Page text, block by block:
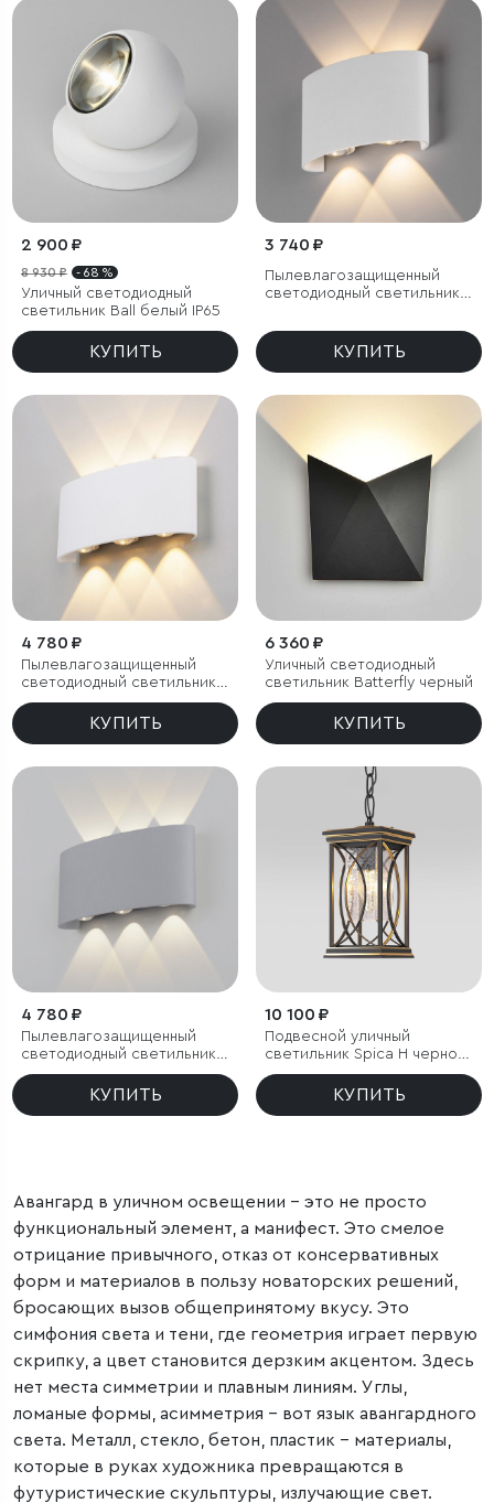
2 900 ₽
8 930 ₽ - 68 %
Уличный светодиодный
светильник Ball белый IP65
КУПИТЬ
3 740 ₽
Пылевлагозащищенный
светодиодный светильник
КУПИТЬ
4 780 ₽
Пылевлагозащищенный
светодиодный светильник
Twinky Trio белый IP54
КУПИТЬ
6 360 ₽
Уличный светодиодный
светильник Batterfly черный
КУПИТЬ
4 780 ₽
Пылевлагозащищенный
светодиодный светильник
Twinky Trio серый IP54
КУПИТЬ
10 100 ₽
Подвесной уличный
светильник Spica H черное
золото IP33
КУПИТЬ
Авангард в уличном освещении – это не просто
функциональный элемент, а манифест. Это смелое
отрицание привычного, отказ от консервативных
форм и материалов в пользу новаторских решений,
бросающих вызов общепринятому вкусу. Это
симфония света и тени, где геометрия играет первую
скрипку, а цвет становится дерзким акцентом. Здесь
нет места симметрии и плавным линиям. Углы,
ломаные формы, асимметрия – вот язык авангардного
света. Металл, стекло, бетон, пластик – материалы,
которые в руках художника превращаются в
футуристические скульптуры, излучающие свет.